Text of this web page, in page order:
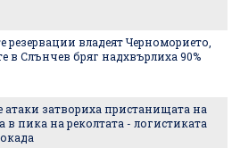
резервации владеят Черноморието,
в Слънчев бряг надхвърлиха 90%
атаки затвориха пристанищата на
в пика на реколтата - логистиката